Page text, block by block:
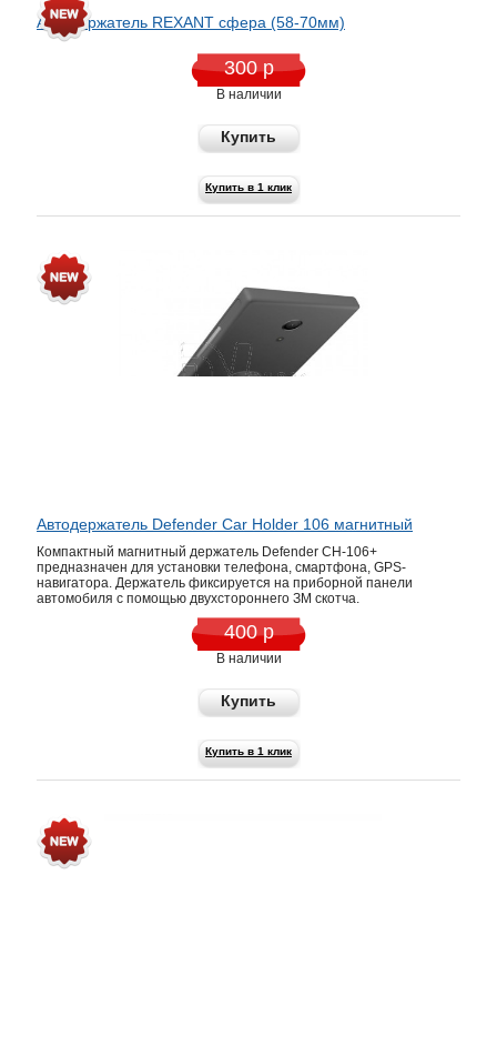
Автодержатель REXANT сфера (58-70мм)
300 р
В наличии
Купить
Купить в 1 клик
Автодержатель Defender Car Holder 106 магнитный
Компактный магнитный держатель Defender CH-106+
предназначен для установки телефона, смартфона, GPS-
навигатора. Держатель фиксируется на приборной панели
автомобиля с помощью двухстороннего ЗМ скотча.
400 р
В наличии
Купить
Купить в 1 клик